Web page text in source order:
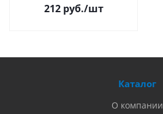
212 руб./шт
Каталог
О компании